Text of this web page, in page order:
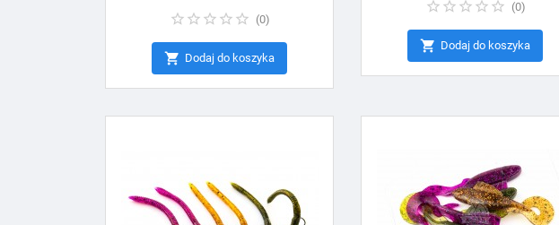
(0)
 Dodaj do koszyka
(0)
 Dodaj do koszyka